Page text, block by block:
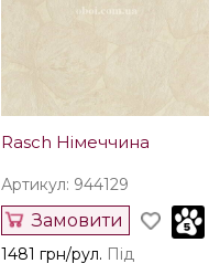
Rasch Німеччина
Артикул: 944129
Замовити
1481 грн/рул. Під